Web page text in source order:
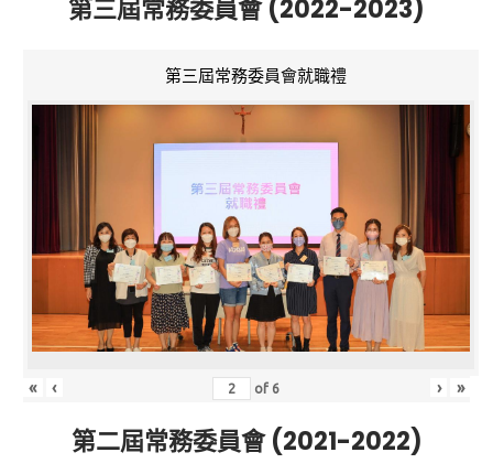
第三屆常務委員會 (2022-2023)
第三屆常務委員會就職禮
« ‹ of 6 › »
第二屆常務委員會 (2021-2022)